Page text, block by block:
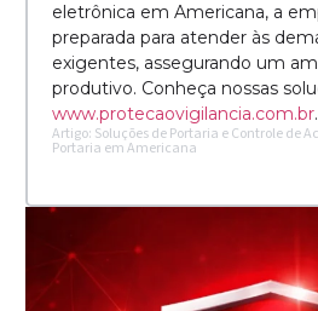
eletrônica em Americana, a
preparada para atender às
exigentes, assegurando um
produtivo. Conheça nossas
www.protecaovigilancia.com.br.
Artigo: Soluções de Portaria e Controle de
Portaria em Americana